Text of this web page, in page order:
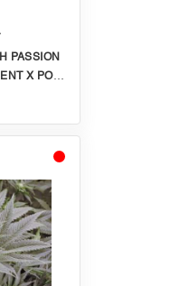
PASSION
PLANT